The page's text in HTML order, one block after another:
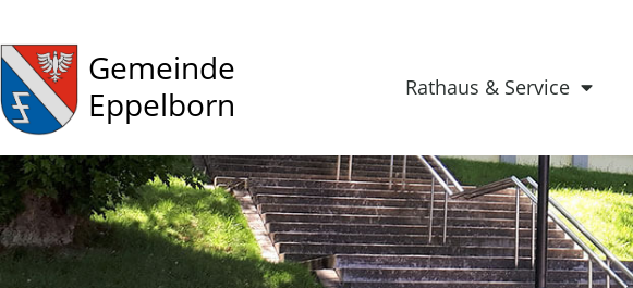
Gemeinde
Eppelborn
Rathaus & Service